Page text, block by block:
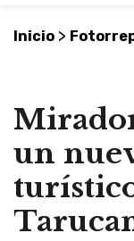
Inicio >
un